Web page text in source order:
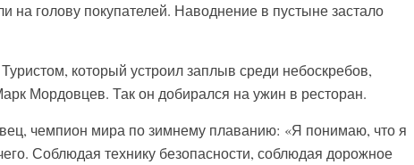
на голову покупателей. Наводнение в пустыне застало
который устроил заплыв среди небоскребов,
Мордовцев. Так он добирался на ужин в ресторан.
чемпион мира по зимнему плаванию: «Я понимаю, что я
Соблюдая технику безопасности, соблюдая дорожное